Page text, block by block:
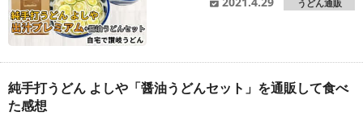
うどん通販
純手打うどん よしや「醤油うどんセット」を通販して食べ
た感想